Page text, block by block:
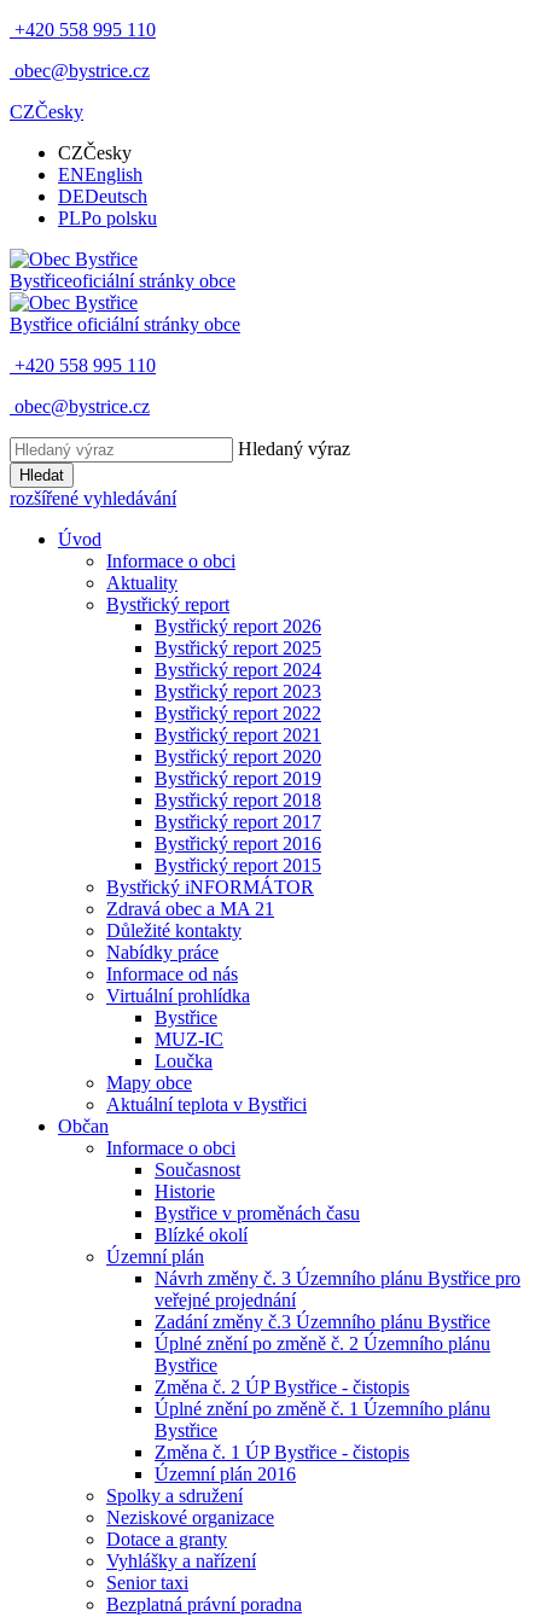
+420 558 995 110
obec@bystrice.cz
CZČesky
CZČesky
ENEnglish
DEDeutsch
PLPo polsku
Bystřiceoficiální stránky obce
Bystřice oficiální stránky obce
+420 558 995 110
obec@bystrice.cz
Hledaný výraz
Hledat
rozšířené vyhledávání
Úvod
Informace o obci
Aktuality
Bystřický report
Bystřický report 2026
Bystřický report 2025
Bystřický report 2024
Bystřický report 2023
Bystřický report 2022
Bystřický report 2021
Bystřický report 2020
Bystřický report 2019
Bystřický report 2018
Bystřický report 2017
Bystřický report 2016
Bystřický report 2015
Bystřický iNFORMÁTOR
Zdravá obec a MA 21
Důležité kontakty
Nabídky práce
Informace od nás
Virtuální prohlídka
Bystřice
MUZ-IC
Loučka
Mapy obce
Aktuální teplota v Bystřici
Občan
Informace o obci
Současnost
Historie
Bystřice v proměnách času
Blízké okolí
Územní plán
Návrh změny č. 3 Územního plánu Bystřice pro
veřejné projednání
Zadání změny č.3 Územního plánu Bystřice
Úplné znění po změně č. 2 Územního plánu
Bystřice
Změna č. 2 ÚP Bystřice - čistopis
Úplné znění po změně č. 1 Územního plánu
Bystřice
Změna č. 1 ÚP Bystřice - čistopis
Územní plán 2016
Spolky a sdružení
Neziskové organizace
Dotace a granty
Vyhlášky a nařízení
Senior taxi
Bezplatná právní poradna